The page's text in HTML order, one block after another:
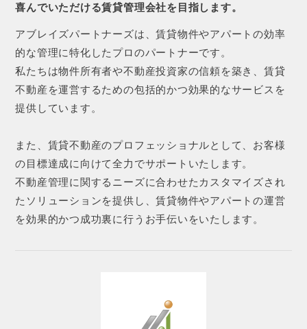
喜んでいただける賃貸管理会社を目指します。
アブレイズパートナーズは、賃貸物件やアパートの効率
的な管理に特化したプロのパートナーです。
私たちは物件所有者や不動産投資家の信頼を築き、賃貸
不動産を運営するための包括的かつ効果的なサービスを
提供しています。
また、賃貸不動産のプロフェッショナルとして、お客様
の目標達成に向けて全力でサポートいたします。
不動産管理に関するニーズに合わせたカスタマイズされ
たソリューションを提供し、賃貸物件やアパートの運営
を効果的かつ成功裏に行うお手伝いをいたします。